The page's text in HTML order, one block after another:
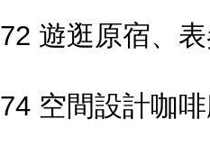
72 遊逛原宿、
74 空間設計咖